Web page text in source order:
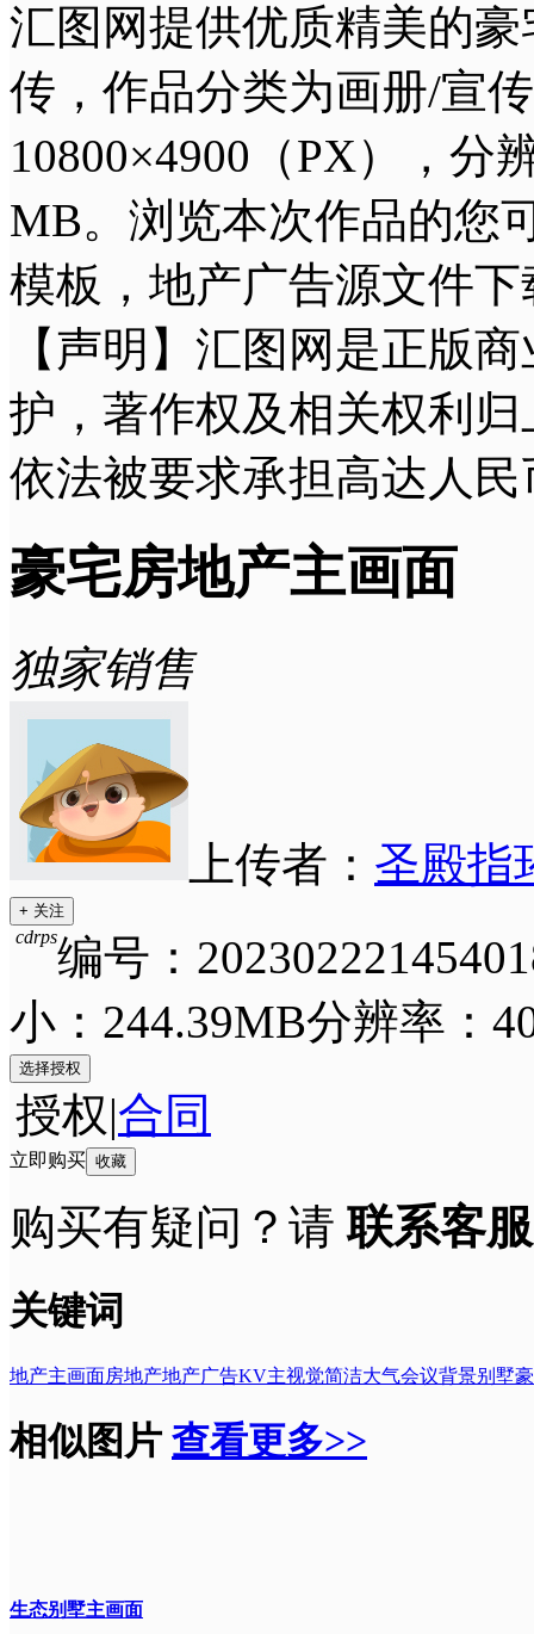
汇图网提供优质精美的
传，作品分类为画册/宣
10800×4900（PX），分
MB。浏览本次作品的您
模板，地产广告源文件
【声明】汇图网是正版
护，著作权及相关权利
依法被要求承担高达人
豪宅房地产主画面
独家销售
上传者： 圣殿指
+ 关注
编号：
cdrps
小：244.39MB分辨率：
选择授权
授权|合同
立即购买 收藏
购买有疑问？请联系客服
关键词
地产主画面房地产地产广告KV主视觉简洁大气会议背景别墅
相似图片 查看更多>>
生态别墅主画面